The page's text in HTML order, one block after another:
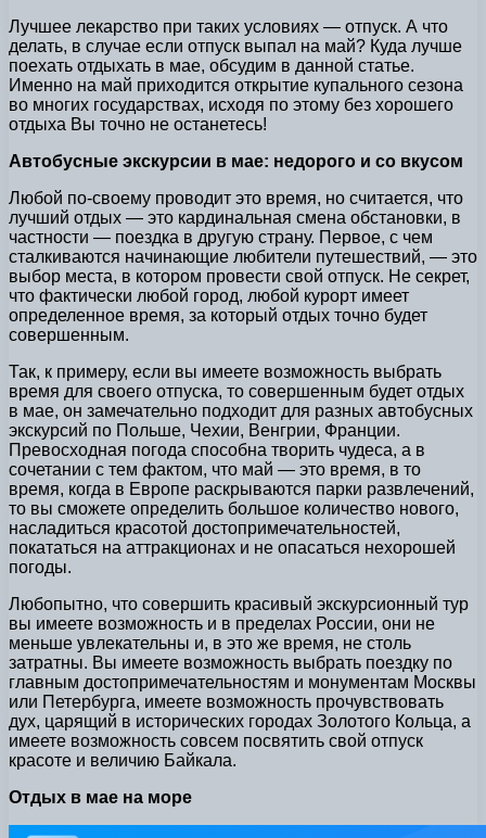
Лучшее лекарство при таких условиях — отпуск. А что
делать, в случае если отпуск выпал на май? Куда лучше
поехать отдыхать в мае, обсудим в данной статье.
Именно на май приходится открытие купального сезона
во многих государствах, исходя по этому без хорошего
отдыха Вы точно не останетесь!
Автобусные экскурсии в мае: недорого и со вкусом
Любой по-своему проводит это время, но считается, что
лучший отдых — это кардинальная смена обстановки, в
частности — поездка в другую страну. Первое, с чем
сталкиваются начинающие любители путешествий, — это
выбор места, в котором провести свой отпуск. Не секрет,
что фактически любой город, любой курорт имеет
определенное время, за который отдых точно будет
совершенным.
Так, к примеру, если вы имеете возможность выбрать
время для своего отпуска, то совершенным будет отдых
в мае, он замечательно подходит для разных автобусных
экскурсий по Польше, Чехии, Венгрии, Франции.
Превосходная погода способна творить чудеса, а в
сочетании с тем фактом, что май — это время, в то
время, когда в Европе раскрываются парки развлечений,
то вы сможете определить большое количество нового,
насладиться красотой достопримечательностей,
покататься на аттракционах и не опасаться нехорошей
погоды.
Любопытно, что совершить красивый экскурсионный тур
вы имеете возможность и в пределах России, они не
меньше увлекательны и, в это же время, не столь
затратны. Вы имеете возможность выбрать поездку по
главным достопримечательностям и монументам Москвы
или Петербурга, имеете возможность прочувствовать
дух, царящий в исторических городах Золотого Кольца, а
имеете возможность совсем посвятить свой отпуск
красоте и величию Байкала.
Отдых в мае на море